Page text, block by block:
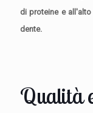
di proteine e
dente.
Qualità